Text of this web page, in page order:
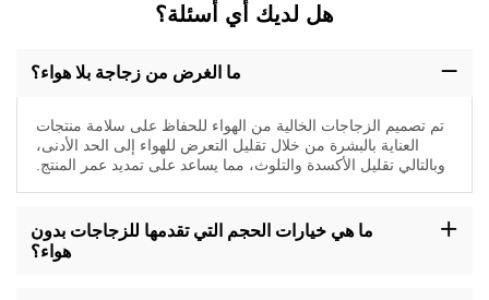
هل لديك أي أسئلة؟
ما الغرض من زجاجة بلا هواء؟
تم تصميم الزجاجات الخالية من الهواء للحفاظ على سلامة منتجات
العناية بالبشرة من خلال تقليل التعرض للهواء إلى الحد الأدنى،
وبالتالي تقليل الأكسدة والتلوث، مما يساعد على تمديد عمر المنتج.
ما هي خيارات الحجم التي تقدمها للزجاجات بدون
هواء؟